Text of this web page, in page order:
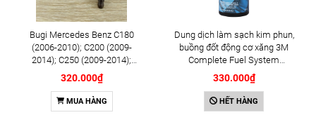
Bugi Mercedes Benz C180
(2006-2010); C200 (2009-
2014); C250 (2009-2014);
E250 (2009-2013); G500
(2008-2015); GL450 (2006-
2012), S500 (2005-2011);
SLK200 (2011-2015) chính
320.000₫
MUA HÀNG
Dung dịch làm sạch kim phun,
buồng đốt động cơ xăng 3M
Complete Fuel System
Cleaner 473ml (08813)
330.000₫
HẾT HÀNG